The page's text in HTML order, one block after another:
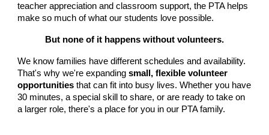
teacher appreciation and classroom support, the PTA helps
make so much of what our students love possible.
But none of it happens without volunteers.
We know families have different schedules and availability.
That's why we're expandingsmall, flexible volunteer
opportunities that can fit into busy lives. Whether you have
30 minutes, a special skill to share, or are ready to take on
a larger role, there's a place for you in our PTA family.